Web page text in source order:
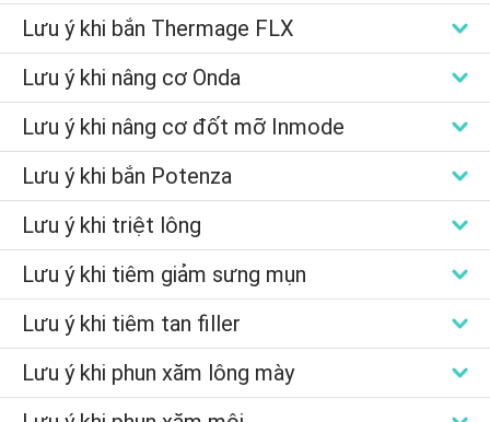
Lưu ý khi bắn Thermage FLX
Lưu ý khi nâng cơ Onda
Lưu ý khi nâng cơ đốt mỡ Inmode
Lưu ý khi bắn Potenza
Lưu ý khi triệt lông
Lưu ý khi tiêm giảm sưng mụn
Lưu ý khi tiêm tan filler
Lưu ý khi phun xăm lông mày